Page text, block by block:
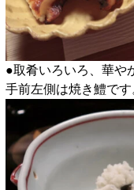
●取肴いろいろ、華や
手前左側は焼き鱧です